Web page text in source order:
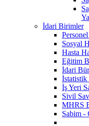
İdari Birimler
Sosyal
Hasta
Eğitim
İdari
İş Yeri
Sivil
MHRS
Sabim -